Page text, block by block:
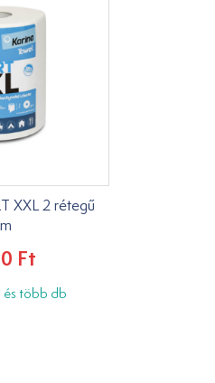
XXL 2 rétegű
Ft
és több db